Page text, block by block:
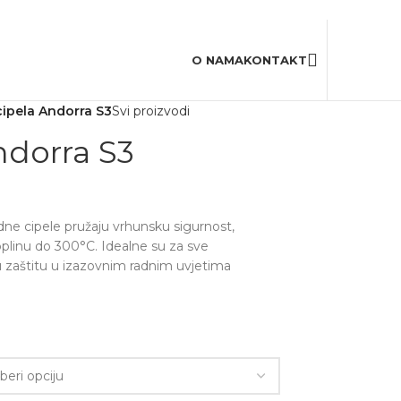
O NAMAKONTAKT
Andorra S3Svi proizvodi
S3
cipele pružaju vrhunsku sigurnost,
do 300°C. Idealne su za sve
zaštitu u izazovnim radnim uvjetima